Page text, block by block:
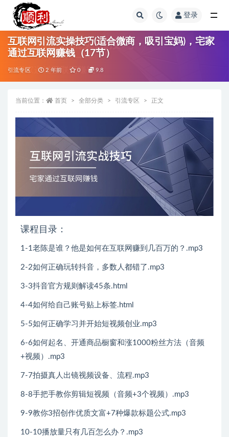
登录
互联网引流实操技巧(适合微商，吸引宝妈)，宅家
通过互联网赚钱（17节）
引流专区 2 年前 0 9.8
当前位置： 首页 全部分类 引流专区 正文
课程目录：
1-1老陈是谁？他是如何在互联网赚到几百万的？.mp3
2-2如何正确玩转抖音，多数人都错了.mp3
3-3抖音官方规则解读45条.html
4-4如何给自己账号贴上标签.html
5-5如何正确学习并开始短视频创业.mp3
6-6如何起名、开通商品橱窗和涨1000粉丝方法（音频
+视频）.mp3
7-7拍摄真人出镜视频设备、流程.mp3
8-8手把手教你剪辑短视频（音频+3个视频）.mp3
9-9教你3招创作优质文富+7种爆款标题公式.mp3
10-10播放量只有几百怎么办？.mp3
全部